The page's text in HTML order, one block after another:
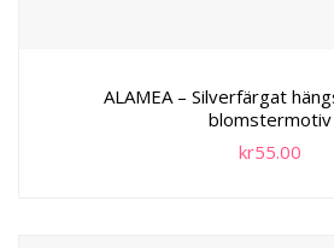
ALAMEA – Silverfärgat
blomstermotiv
kr55.00